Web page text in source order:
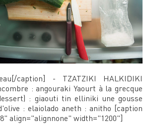
caption] - TZATZIKI HALKIDIKI
: angouraki Yaourt à la grecque
: giaouti tin elliniki une gousse
: elaiolado aneth : anitho [caption
align="alignnone" width="1200"]